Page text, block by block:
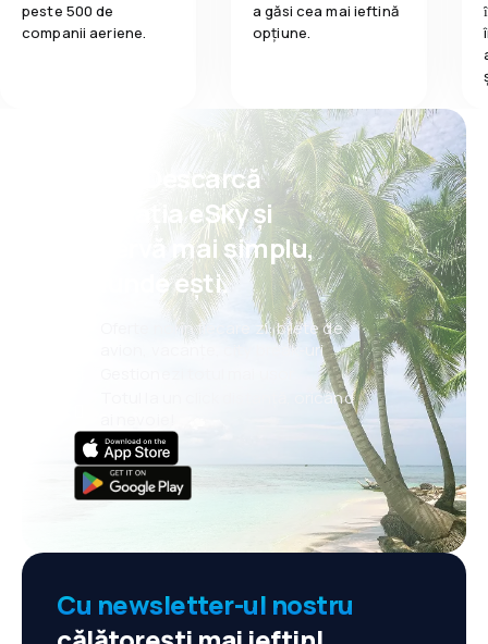
peste 500 de
companii aeriene.
a găsi cea mai ieftină
opțiune.
Psst! Descarcă
aplicația eSky și
rezervă mai simplu,
oriunde ești.
Oferte noi în fiecare zi: bilete de
avion, vacanțe, city break-uri
Totul la un click distanță, oricând
Cu newsletter-ul nostru